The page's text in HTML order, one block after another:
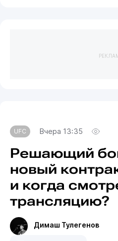
UFC Вчера 13:35
Решающий
новый
и когда
трансляцию?
Димаш Тулегенов